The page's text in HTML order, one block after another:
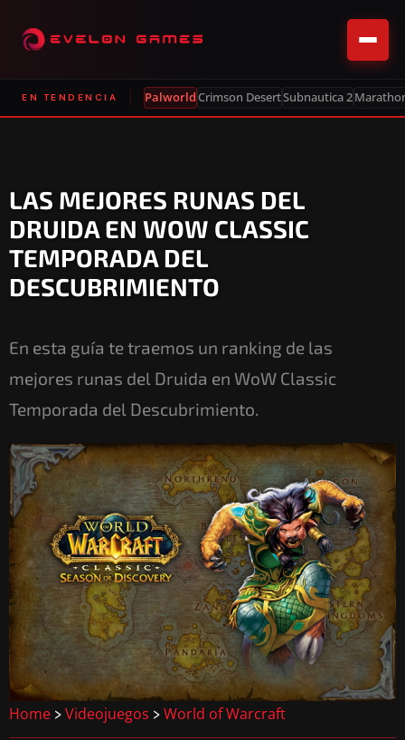
EN TENDENCIA PalworldCrimson DesertSubnautica 2
LAS MEJORES RUNAS DEL
DRUIDA EN WOW CLASSIC
TEMPORADA DEL
DESCUBRIMIENTO
En esta guía te traemos un ranking de las
mejores runas del Druida en WoW Classic
Temporada del Descubrimiento.
Home > Videojuegos > World of Warcraft